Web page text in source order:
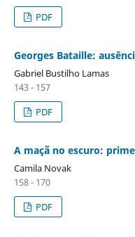
PDF
Georges Bataille:
Gabriel Bustilho Lamas
143 - 157
PDF
A maçã no escuro:
Camila Novak
158 - 170
PDF